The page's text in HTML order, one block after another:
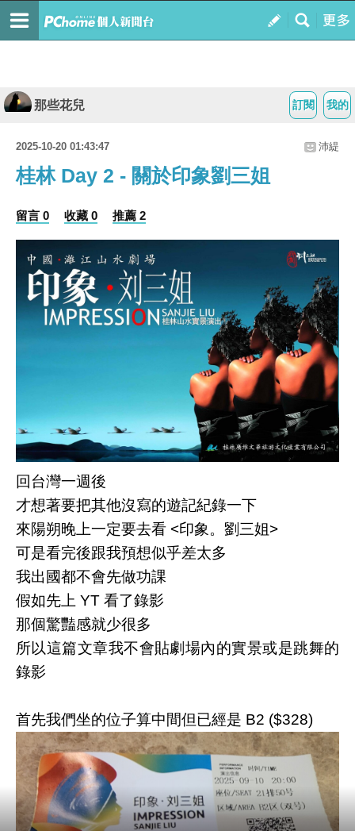
我的
訂閱
那些花兒
2025-10-20 01:43:47 沛緹
桂林 Day 2 - 關於印象劉三姐
留言 0 收藏 0 推薦 2
回台灣一週後
才想著要把其他沒寫的遊記紀錄一下
來陽朔晚上一定要去看 <印象。劉三姐>
可是看完後跟我預想似乎差太多
我出國都不會先做功課
假如先上 YT 看了錄影
那個驚豔感就少很多
所以這篇文章我不會貼劇場內的實景或是跳舞的
錄影
首先我們坐的位子算中間但已經是 B2 ($328)